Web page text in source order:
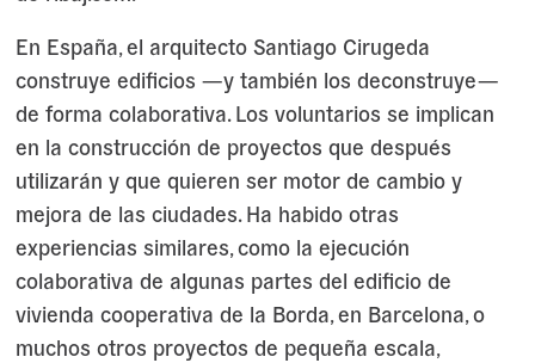
En España, el arquitecto Santiago Cirugeda
construye edificios —y también los deconstruye—
de forma colaborativa. Los voluntarios se implican
en la construcción de proyectos que después
utilizarán y que quieren ser motor de cambio y
mejora de las ciudades. Ha habido otras
experiencias similares, como la ejecución
colaborativa de algunas partes del edificio de
vivienda cooperativa de la Borda, en Barcelona, ​​o
muchos otros proyectos de pequeña escala,